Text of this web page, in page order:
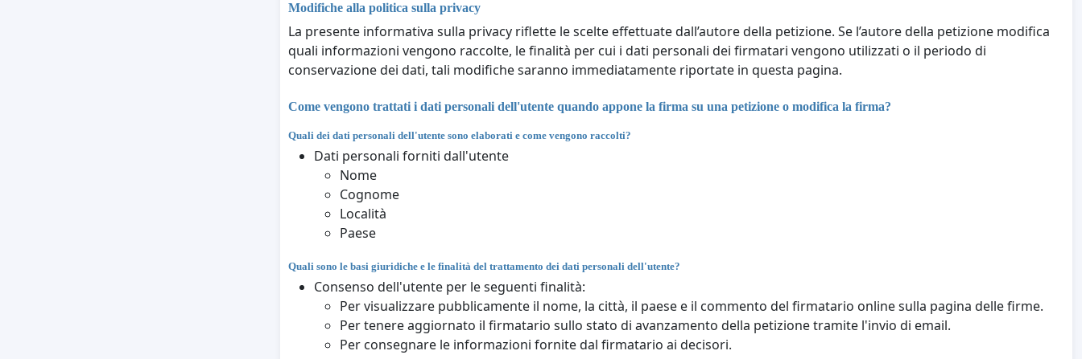
Modifiche alla politica sulla privacy
La presente informativa sulla privacy riflette le scelte effettuate dall’autore della petizione. Se l’autore della petizione modifica
quali informazioni vengono raccolte, le finalità per cui i dati personali dei firmatari vengono utilizzati o il periodo di
conservazione dei dati, tali modifiche saranno immediatamente riportate in questa pagina.
Come vengono trattati i dati personali dell'utente quando appone la firma su una petizione o modifica la firma?
Quali dei dati personali dell'utente sono elaborati e come vengono raccolti?
Dati personali forniti dall'utente
Nome
Cognome
Località
Paese
Quali sono le basi giuridiche e le finalità del trattamento dei dati personali dell'utente?
Consenso dell'utente per le seguenti finalità:
Per visualizzare pubblicamente il nome, la città, il paese e il commento del firmatario online sulla pagina delle firme.
Per tenere aggiornato il firmatario sullo stato di avanzamento della petizione tramite l'invio di email.
Per consegnare le informazioni fornite dal firmatario ai decisori.